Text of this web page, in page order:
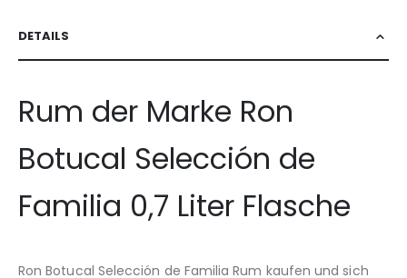
DETAILS
Rum der Marke Ron
Botucal Selección de
Familia 0,7 Liter Flasche
Ron Botucal Selección de Familia Rum kaufen und sich